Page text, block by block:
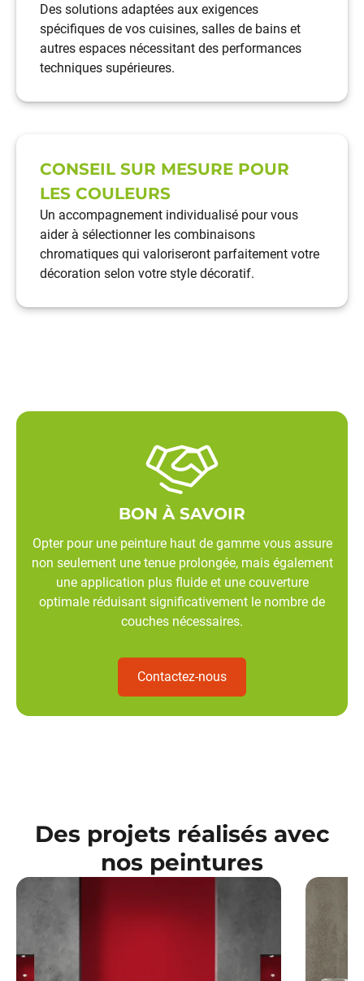
Des solutions adaptées aux exigences
spécifiques de vos cuisines, salles de bainset
autres espaces nécessitant des performances
techniques supérieures.
CONSEIL SUR MESURE POUR
LES COULEURS
Un accompagnement individualisé pour vous
aider à sélectionner les combinaisons
chromatiques qui valoriseront parfaitement votre
décoration selon votre style décoratif.
BON À SAVOIR
Opter pour une peinture haut de gammevous assure
non seulement une tenue prolongée, mais également
une application plus fluide et une couverture
optimale réduisant significativement le nombre de
couches nécessaires.
Contactez-nous
Des projets réalisés avec
nos peintures